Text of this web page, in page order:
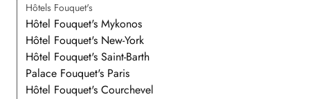
Hôtels Fouquet's
Hôtel Fouquet's Mykonos
Hôtel Fouquet's New-York
Hôtel Fouquet's Saint-Barth
Palace Fouquet's Paris
Hôtel Fouquet's Courchevel